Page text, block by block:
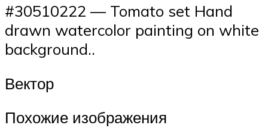
#30510222 — Tomato set Hand
drawn watercolor painting on white
background..
Вектор
Похожие изображения